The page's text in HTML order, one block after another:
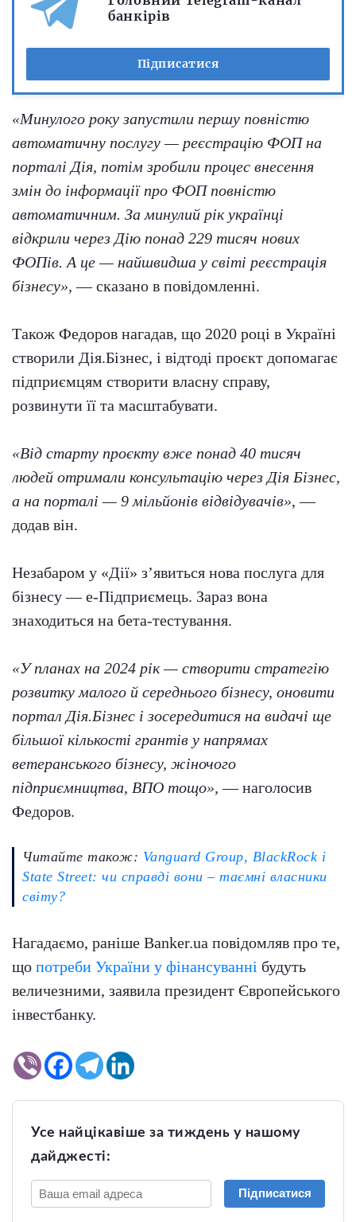
банкірів
Підписатися
«Минулого року запустили першу повністю
автоматичну послугу — реєстрацію ФОП на
порталі Дія, потім зробили процес внесення
змін до інформації про ФОП повністю
автоматичним. За минулий рік українці
відкрили через Дію понад 229 тисяч нових
ФОПів. А це — найшвидша у світі реєстрація
бізнесу», — сказано в повідомленні.
Також Федоров нагадав, що 2020 році в Україні
створили Дія.Бізнес, і відтоді проєкт допомагає
підприємцям створити власну справу,
розвинути її та масштабувати.
«Від старту проєкту вже понад 40 тисяч
людей отримали консультацію через Дія Бізнес,
а на порталі — 9 мільйонів відвідувачів», —
додав він.
Незабаром у «Дії» з’явиться нова послуга для
бізнесу — е-Підприємець. Зараз вона
знаходиться на бета-тестування.
«У планах на 2024 рік — створити стратегію
розвитку малого й середнього бізнесу, оновити
портал Дія.Бізнес і зосередитися на видачі ще
більшої кількості грантів у напрямах
ветеранського бізнесу, жіночого
підприємництва, ВПО тощо», — наголосив
Федоров.
Читайте також: Vanguard Group, BlackRock і
State Street: чи справді вони – таємні власники
світу?
Нагадаємо, раніше Banker.ua повідомляв про те,
що потреби України у фінансуванні будуть
величезними, заявила президент Європейського
інвестбанку.
Усе найцікавіше за тиждень у нашому
дайджесті:
Підписатися